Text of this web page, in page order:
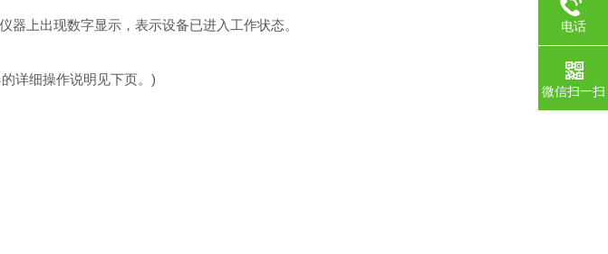
上出现数字显示，表示设备已进入工作状态。
详细操作说明见下页。)
电话
微信扫一扫